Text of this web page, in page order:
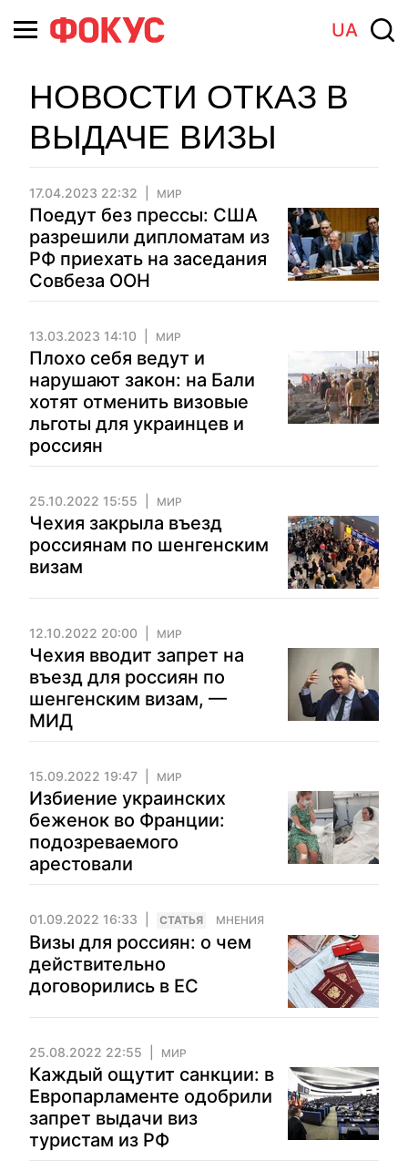
UA
НОВОСТИ ОТКАЗ В
ВЫДАЧЕ ВИЗЫ
17.04.2023 22:32 МИР
Поедут без прессы: США
разрешили дипломатам из
РФ приехать на заседания
Совбеза ООН
13.03.2023 14:10 МИР
Плохо себя ведут и
нарушают закон: на Бали
хотят отменить визовые
льготы для украинцев и
россиян
25.10.2022 15:55 МИР
Чехия закрыла въезд
россиянам по шенгенским
визам
12.10.2022 20:00 МИР
Чехия вводит запрет на
въезд для россиян по
шенгенским визам, —
МИД
15.09.2022 19:47 МИР
Избиение украинских
беженок во Франции:
подозреваемого
арестовали
01.09.2022 16:33 CТАТЬЯ МНЕНИЯ
Визы для россиян: о чем
действительно
договорились в ЕС
25.08.2022 22:55 МИР
Каждый ощутит санкции: в
Европарламенте одобрили
запрет выдачи виз
туристам из РФ